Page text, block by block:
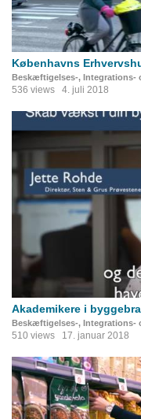
Københavns
Beskæftigelses-, Integrations-
536 views 4. juli 2018
Akademikere i
Beskæftigelses-, Integrations-
510 views 17. januar 2018